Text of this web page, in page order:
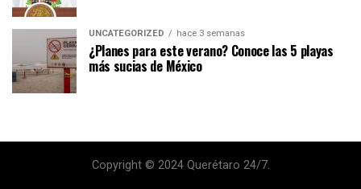
UNCATEGORIZED hace 3 semanas
¿Planes para este verano? Conoce las 5 playas
más sucias de México
Copyright © 2024 Querétaro 24/7.